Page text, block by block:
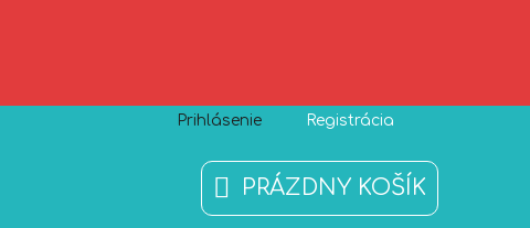
Zásady používania súborov cookies O nás
Prihlásenie Registrácia
NÁKUPNÝ
PRÁZDNY KOŠÍK